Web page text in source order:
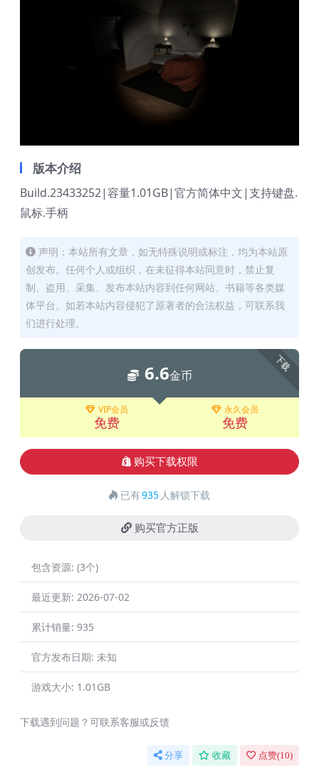
版本介绍
Build.23433252|容量1.01GB|官方简体中文|支持键盘.
鼠标.手柄
声明：本站所有文章，如无特殊说明或标注，均为本站原
创发布。任何个人或组织，在未征得本站同意时，禁止复
制、盗用、采集、发布本站内容到任何网站、书籍等各类媒
体平台。如若本站内容侵犯了原著者的合法权益，可联系我
们进行处理。
下载
6.6金币
VIP会员
免费
永久会员
免费
购买下载权限
已有935 人解锁下载
购买官方正版
包含资源: (3个)
最近更新: 2026-07-02
累计销量: 935
官方发布日期: 未知
游戏大小: 1.01GB
下载遇到问题？可联系客服或反馈
分享 收藏 点赞(10)